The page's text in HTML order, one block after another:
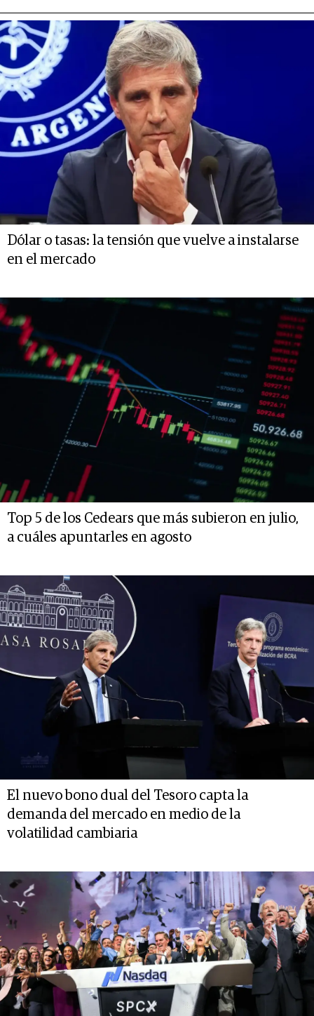
Dólar o tasas: la tensión que vuelve a instalarse
en el mercado
Top 5 de los Cedears que más subieron en julio,
a cuáles apuntarles en agosto
El nuevo bono dual del Tesoro capta la
demanda del mercado en medio de la
volatilidad cambiaria